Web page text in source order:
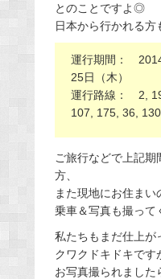
とのことですよ◎
日本から行かれる方
運行期間：
25日（木）
運行路線： 2,
107, 175, 36, 130
ご旅行などで上記期
方、
また現地にお住ま
乗車＆写真も撮って
私たちもまだ仕上が
クワクドキドキです
お写真撮られまし